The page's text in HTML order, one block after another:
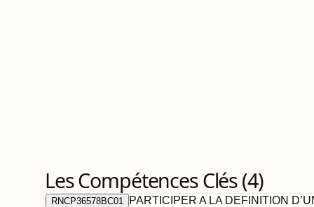
Les Compétences Clés (4)
RNCP36578BC01 PARTICIPER A LA DEFINITION